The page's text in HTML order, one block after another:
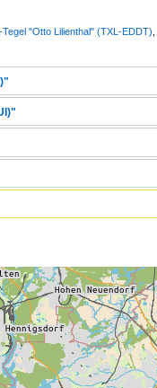
"Otto Lilienthal" (TXL-EDDT)